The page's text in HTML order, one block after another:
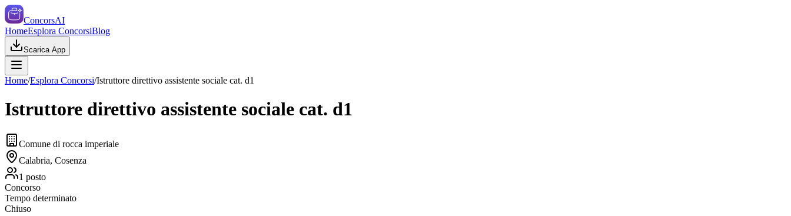
ConcorsAI
HomeEsplora ConcorsiBlog
Scarica App
Home/Esplora Concorsi/Istruttore direttivo assistente sociale cat. d1
Istruttore direttivo assistente sociale cat. d1
Comune di rocca imperiale
Calabria, Cosenza
1 posto
Concorso
Tempo determinato
Chiuso